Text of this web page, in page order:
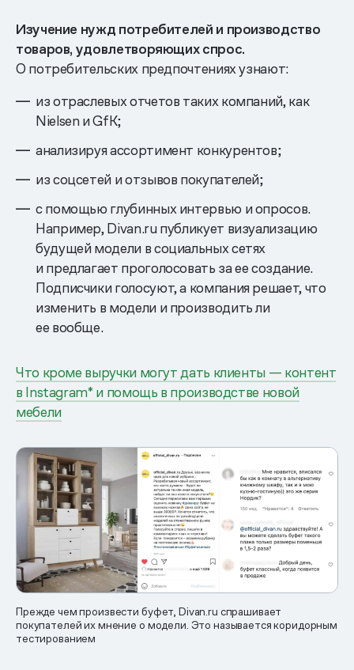
Изучение нужд потребителей и производство
товаров, удовлетворяющих спрос.
О потребительских предпочтениях узнают:
из отраслевых отчетов таких компаний, как
Nielsen и GfK;
анализируя ассортимент конкурентов;
из соцсетей и отзывов покупателей;
с помощью глубинных интервью и опросов.
Например, Divan.ru публикует визуализацию
будущей модели в социальных сетях
и предлагает проголосовать за ее создание.
Подписчики голосуют, а компания решает, что
изменить в модели и производить ли
ее вообще.
Что кроме выручки могут дать клиенты — контент
в Instagram* и помощь в производстве новой
мебели
Прежде чем произвести буфет, Divan.ru спрашивает
покупателей их мнение о модели. Это называется коридорным
тестированием